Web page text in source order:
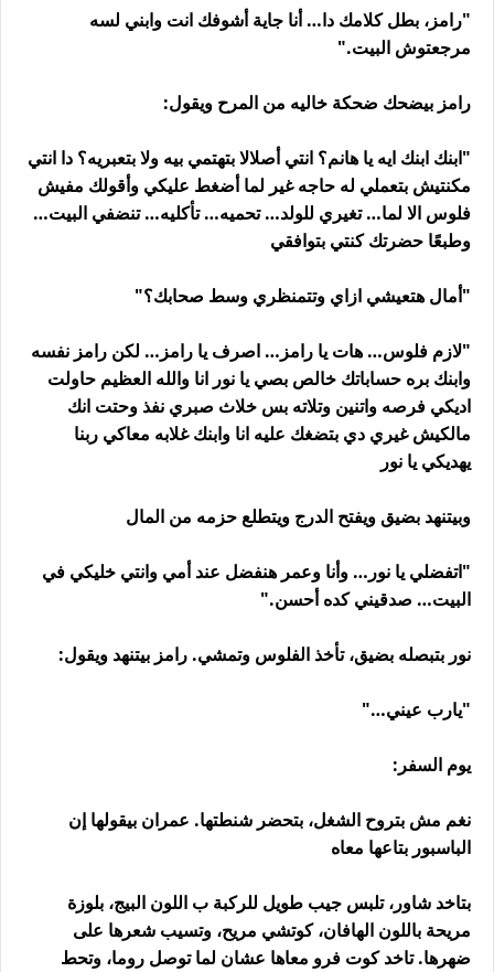
"رامز، بطل كلامك دا… أنا جاية أشوفك انت وابني لسه
مرجعتوش البيت."
رامز بيضحك ضحكة خاليه من المرح ويقول:
"ابنك ابنك ايه يا هانم؟ انتي أصلالا بتهتمي بيه ولا بتعبريه؟ دا انتي
مكنتيش بتعملي له حاجه غير لما أضغط عليكي وأقولك مفيش
فلوس الا لما… تغيري للولد… تحميه… تأكليه… تنضفي البيت…
وطبعًا حضرتك كنتي بتوافقي
"أمال هتعيشي ازاي وتتمنظري وسط صحابك؟"
"لازم فلوس… هات يا رامز… اصرف يا رامز… لكن رامز نفسه
وابنك بره حساباتك خالص بصي يا نور انا والله العظيم حاولت
اديكي فرصه واتنين وتلاته بس خلاث صبري نفذ وحتت انك
مالكيش غيري دي بتضغك عليه انا وابنك غلابه معاكي ربنا
يهديكي يا نور
وبيتنهد بضيق ويفتح الدرج ويتطلع حزمه من المال
"اتفضلي يا نور… وأنا وعمر هنفضل عند أمي وانتي خليكي في
البيت… صدقيني كده أحسن."
نور بتبصله بضيق، تأخذ الفلوس وتمشي. رامز بيتنهد ويقول:
"يارب عيني…"
يوم السفر:
نغم مش بتروح الشغل، بتحضر شنطتها. عمران بيقولها إن
الباسبور بتاعها معاه
بتاخد شاور، تلبس جيب طويل للركبة ب اللون البيج، بلوزة
مريحة باللون الهافان، كوتشي مريح، وتسيب شعرها على
ضهرها. تاخد كوت فرو معاها عشان لما توصل روما، وتحط